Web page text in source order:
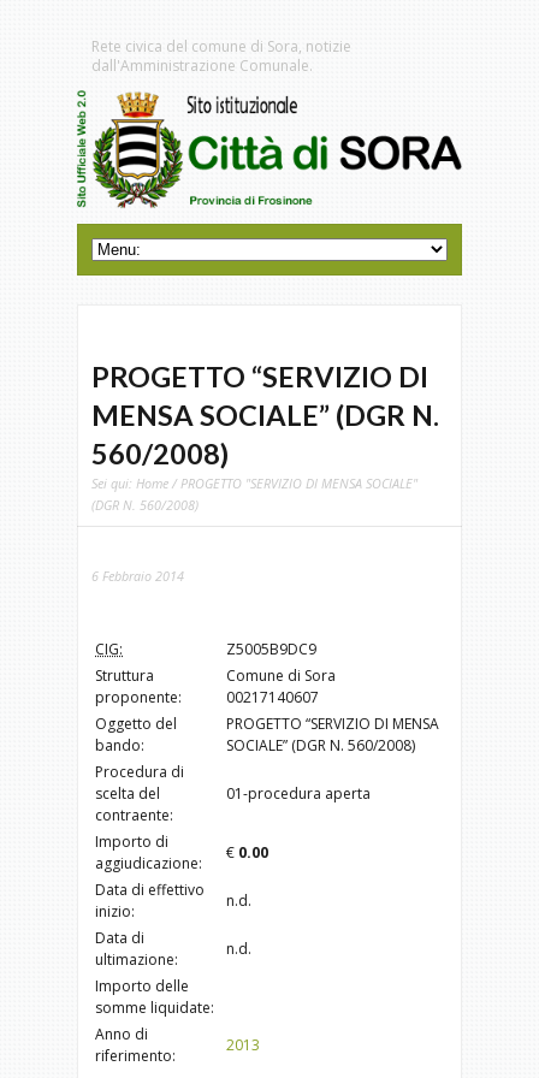
Rete civica del comune di Sora, notizie
dall'Amministrazione Comunale.
PROGETTO “SERVIZIO DI
MENSA SOCIALE” (DGR N.
560/2008)
Sei qui: Home / PROGETTO "SERVIZIO DI MENSA SOCIALE"
(DGR N. 560/2008)
6 Febbraio 2014
CIG:
Z5005B9DC9
Struttura
proponente:
Comune di Sora
00217140607
Oggetto del
bando:
PROGETTO “SERVIZIO DI MENSA
SOCIALE” (DGR N. 560/2008)
Procedura di
scelta del
contraente:
01-procedura aperta
Importo di
aggiudicazione:
€ 0.00
Data di effettivo
inizio:
n.d.
Data di
ultimazione:
n.d.
Importo delle
somme liquidate:
Anno di
riferimento:
2013